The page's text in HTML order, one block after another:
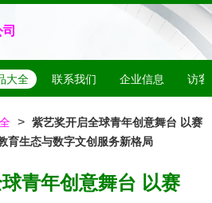
大全 联系我们 企业信息 访客
> 紫艺奖开启全球青年创意舞台 以赛
育生态与数字文创服务新格局
青年创意舞台 以赛